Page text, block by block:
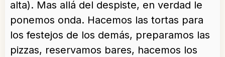
alta). Mas allá del despiste, en verdad le
ponemos onda. Hacemos las tortas para
los festejos de los demás, preparamos las
pizzas, reservamos bares, hacemos los